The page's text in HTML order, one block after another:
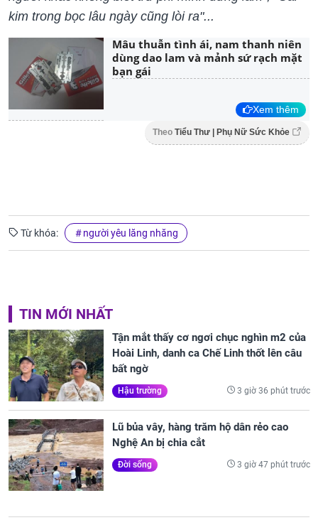
kim trong bọc lâu ngày cũng lòi ra"...
Mâu thuẫn tình ái, nam thanh niên
dùng dao lam và mảnh sứ rạch mặt
bạn gái
Xem thêm
Theo Tiểu Thư | Phụ Nữ Sức Khỏe
Từ khóa: người yêu lăng nhăng
TIN MỚI NHẤT
Tận mắt thấy cơ ngơi chục nghìn m2 của
Hoài Linh, danh ca Chế Linh thốt lên câu
bất ngờ
Hậu trường 3 giờ 36 phút trước
Lũ bủa vây, hàng trăm hộ dân rẻo cao
Nghệ An bị chia cắt
Đời sống 3 giờ 47 phút trước